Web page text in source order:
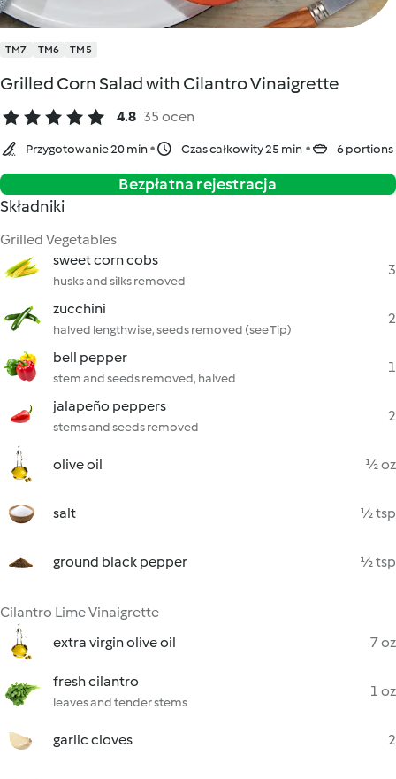
TM7 TM6 TM5
Grilled Corn Salad with Cilantro Vinaigrette
4.8 35 ocen
Przygotowanie 20 min Czas całkowity 25 min 6 portions
Bezpłatna rejestracja
Składniki
Grilled Vegetables
sweet corn cobs
husks and silks removed
3
zucchini
halved lengthwise, seeds removed (see Tip)
2
bell pepper
stem and seeds removed, halved
1
jalapeño peppers
stems and seeds removed
2
olive oil ½ oz
salt ½ tsp
ground black pepper ½ tsp
Cilantro Lime Vinaigrette
extra virgin olive oil
7 oz
fresh cilantro
leaves and tender stems
1 oz
garlic cloves 2